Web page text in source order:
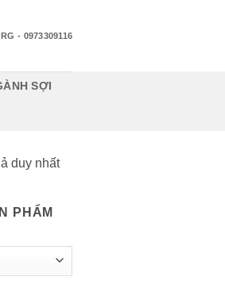
- 0973309116
SỢI
duy nhất
PHẨM